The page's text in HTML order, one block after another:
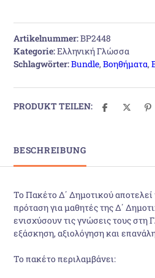
Artikelnummer:BP2448
Kategorie:Ελληνική Γλώσσα
Schlagwörter:Bundle,Βοηθήματα,
PRODUKT TEILEN:
BESCHREIBUNG
Το Πακέτο Δ΄ Δημοτικού
πρόταση για μαθητές της Δ΄
ενισχύσουν τις γνώσεις τους
εξάσκηση, αξιολόγηση και
Το πακέτο περιλαμβάνει: